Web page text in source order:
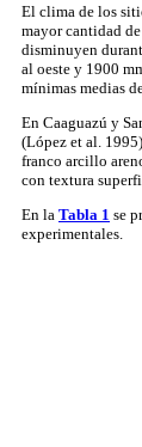
El clima de los
mayor cantidad
disminuyen
al oeste y 1900
mínimas medias
En Caaguazú y
(López et al.
franco arcillo
con textura
En la Tabla 1 se
experimentales.